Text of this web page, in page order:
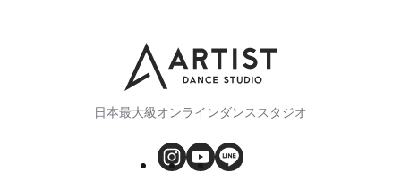
日本最大級オンラインダンススタジオ